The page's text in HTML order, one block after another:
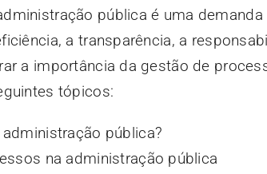
pública é uma
a transparência, a
a importância da gestão de
tópicos:
pública?
na administração pública